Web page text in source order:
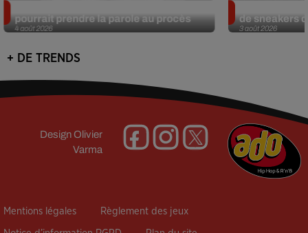
4 août 2026
pourrait prendre la parole au procès
3 août 2026
de sneakers
+ DE TRENDS
Design Olivier
Varma
Mentions légales Règlement des jeux